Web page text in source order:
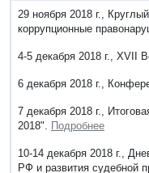
29 ноября 2018 г.,
коррупционные
4-5 декабря 2018 г., ХVII
6 декабря 2018 г.,
7 декабря 2018 г.,
2018". Подробнее
10-14 декабря 2018 г.,
РФ и развития судебной